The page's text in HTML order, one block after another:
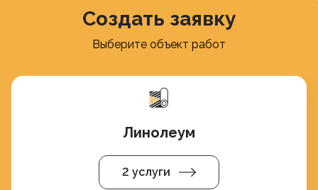
Создать заявку
Выберите объект работ
Линолеум
2 услуги